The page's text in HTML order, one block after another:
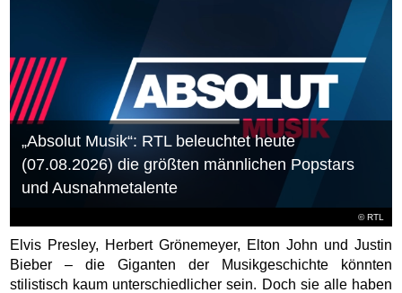
©RTL
„Absolut Musik“: RTL beleuchtet heute
(07.08.2026) die größten männlichen Popstars
und Ausnahmetalente
Elvis Presley, Herbert Grönemeyer, Elton John und Justin
Bieber – die Giganten der Musikgeschichte könnten
stilistisch kaum unterschiedlicher sein. Doch sie alle haben